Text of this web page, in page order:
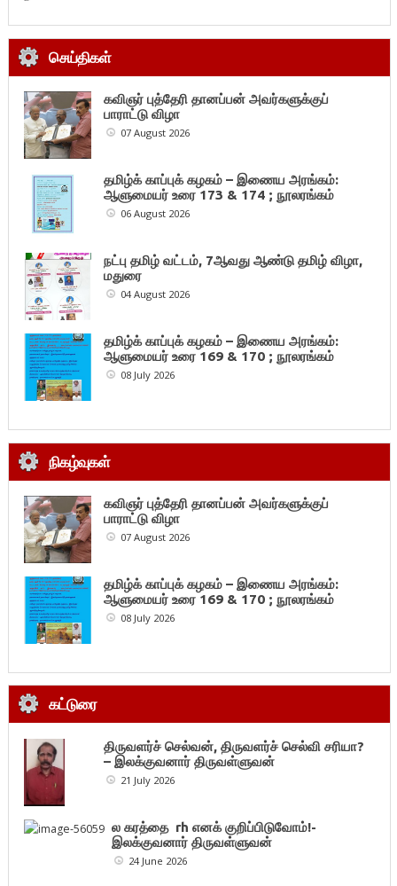
செய்திகள்
கவிஞர் புத்தேரி தானப்பன் அவர்களுக்குப்
பாராட்டு விழா
07 August 2026
தமிழ்க் காப்புக் கழகம் – இணைய அரங்கம்:
ஆளுமையர் உரை 173 & 174 ; நூலரங்கம்
06 August 2026
நட்பு தமிழ் வட்டம், 7ஆவது ஆண்டு தமிழ் விழா,
மதுரை
04 August 2026
தமிழ்க் காப்புக் கழகம் – இணைய அரங்கம்:
ஆளுமையர் உரை 169 & 170 ; நூலரங்கம்
08 July 2026
நிகழ்வுகள்
கவிஞர் புத்தேரி தானப்பன் அவர்களுக்குப்
பாராட்டு விழா
07 August 2026
தமிழ்க் காப்புக் கழகம் – இணைய அரங்கம்:
ஆளுமையர் உரை 169 & 170 ; நூலரங்கம்
08 July 2026
கட்டுரை
திருவளர்ச் செல்வன், திருவளர்ச் செல்வி சரியா?
– இலக்குவனார் திருவள்ளுவன்
21 July 2026
ல கரத்தை rh எனக் குறிப்பிடுவோம்!-
இலக்குவனார் திருவள்ளுவன்
24 June 2026